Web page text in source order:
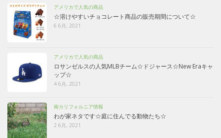
アメリカで人気の商品
☆溶けやすいチョコレート商品の販売期間について☆
6 6月, 2021
アメリカで人気の商品
ロサンゼルスの人気MLBチーム☆ドジャース☆New Eraキャ
ップ☆
4 6月, 2021
南カリフォルニア情報
わが家ネタです☆庭に住んでる動物たち☆
2 6月, 2021